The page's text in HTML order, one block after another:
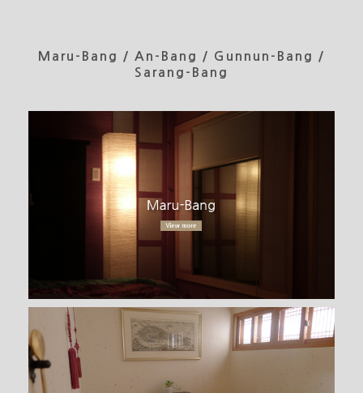
Maru-Bang / An-Bang / Gunnun-Bang /
Sarang-Bang